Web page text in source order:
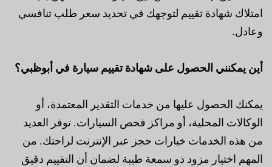
امتلاك شهادة تقييم لتوجهك في تحديد سعر طلب تنافسي
وعادل.
أين يمكنني الحصول على شهادة تقييم سيارة في أبوظبي؟
يمكنك الحصول عليها من خدمات التقدير المعتمدة، أو
الوكالات المحلية، أو مراكز فحص السيارات. توفر العديد
من هذه الخدمات خيارات حجز عبر الإنترنت لراحتك. من
المهم اختيار مزود ذو سمعة طيبة لضمان أن التقييم دقيق